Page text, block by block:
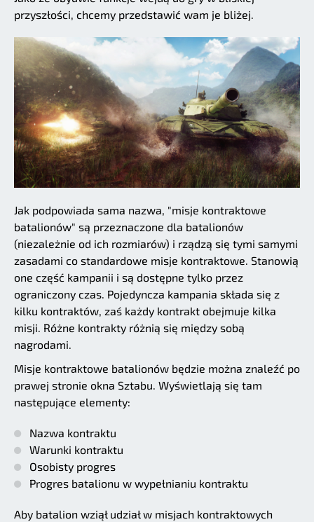
przyszłości, chcemy przedstawić wam je bliżej.
Jak podpowiada sama nazwa, "misje kontraktowe
batalionów" są przeznaczone dla batalionów
(niezależnie od ich rozmiarów) i rządzą się tymi samymi
zasadami co standardowe misje kontraktowe. Stanowią
one część kampanii i są dostępne tylko przez
ograniczony czas. Pojedyncza kampania składa się z
kilku kontraktów, zaś każdy kontrakt obejmuje kilka
misji. Różne kontrakty różnią się między sobą
nagrodami.
Misje kontraktowe batalionów będzie można znaleźć po
prawej stronie okna Sztabu. Wyświetlają się tam
następujące elementy:
Nazwa kontraktu
Warunki kontraktu
Osobisty progres
Progres batalionu w wypełnianiu kontraktu
Aby batalion wziął udział w misjach kontraktowych